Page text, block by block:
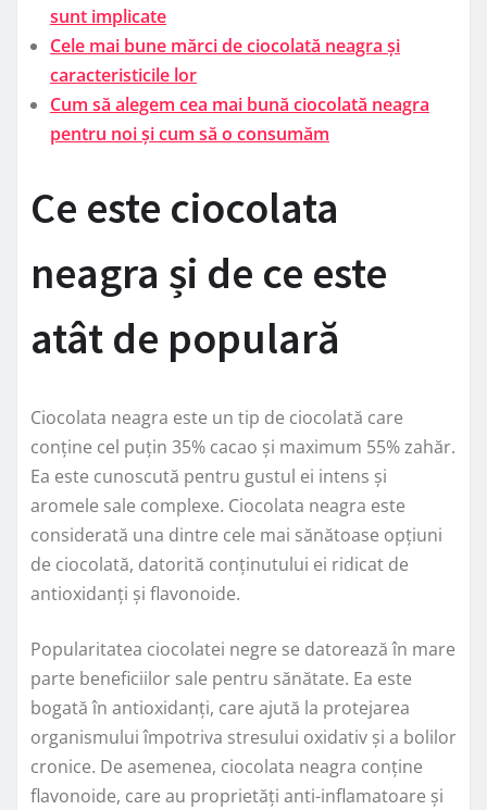
sunt implicate
Cele mai bune mărci de ciocolată neagra și
caracteristicile lor
Cum să alegem cea mai bună ciocolată neagra
pentru noi și cum să o consumăm
Ce este ciocolata
neagra și de ce este
atât de populară
Ciocolata neagra este un tip de ciocolată care
conține cel puțin 35% cacao și maximum 55% zahăr.
Ea este cunoscută pentru gustul ei intens și
aromele sale complexe. Ciocolata neagra este
considerată una dintre cele mai sănătoase opțiuni
de ciocolată, datorită conținutului ei ridicat de
antioxidanți și flavonoide.
Popularitatea ciocolatei negre se datorează în mare
parte beneficiilor sale pentru sănătate. Ea este
bogată în antioxidanți, care ajută la protejarea
organismului împotriva stresului oxidativ și a bolilor
cronice. De asemenea, ciocolata neagra conține
flavonoide, care au proprietăți anti-inflamatoare și